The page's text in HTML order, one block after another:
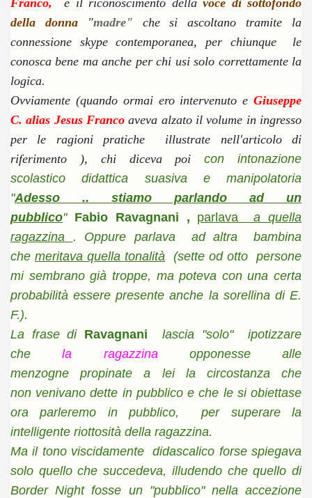
Franco, e il riconoscimento dellavoce di sottofondo
della donna"madre" che si ascoltano tramite la
connessione skype contemporanea, per chiunque le
conosca bene ma anche per chi usi solo correttamente la
logica.
Ovviamente (quando ormai ero intervenuto eGiuseppe
C. alias Jesus Franco aveva alzato il volume in ingresso
per le ragioni pratiche illustrate nell'articolo di
riferimento ), chi diceva poicon intonazione
scolastico didattica suasiva e manipolatoria
"Adesso .. stiamo parlando ad un
pubblico" Fabio Ravagnani , parlava
a quella
ragazzina . Oppure parlava ad altra bambina
che meritava quella tonalità (sette od otto persone
mi sembrano già troppe, ma poteva con una certa
probabilità essere presente anche la sorellina di E.
F.).
La frase di Ravagnanilascia "solo" ipotizzare
chela ragazzinaopponesse alle
menzognepropinate a leila circostanza che
non venivano dette in pubblico e che le si obiettase
ora parleremo in pubblico, per superare la
intelligente riottosità della ragazzina.
Ma il tono viscidamente didascalico forse spiegava
solo quello che succedeva, illudendo che quello di
Border Night fosse un "pubblico" nella accezione